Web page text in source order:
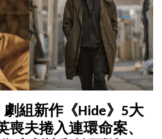
劇組新作《Hide》5大
喪夫捲入連環命案、